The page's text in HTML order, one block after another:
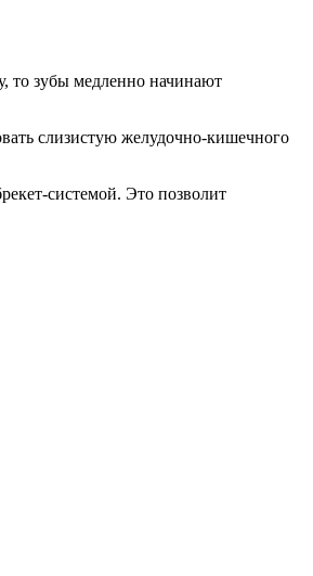
то зубы медленно начинают
слизистую желудочно-кишечного
системой. Это позволит